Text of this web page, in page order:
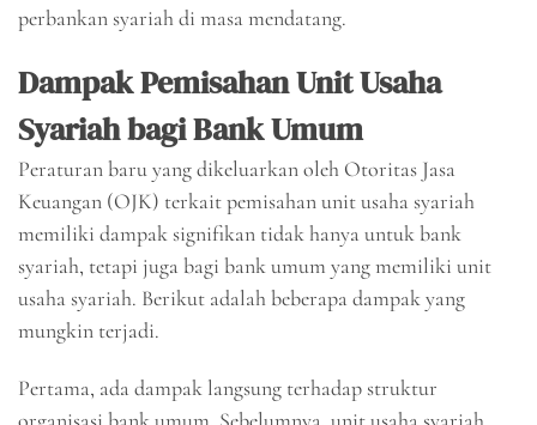
perbankan syariah di masa mendatang.
Dampak Pemisahan Unit Usaha
Syariah bagi Bank Umum
Peraturan baru yang dikeluarkan oleh Otoritas Jasa
Keuangan (OJK) terkait pemisahan unit usaha syariah
memiliki dampak signifikan tidak hanya untuk bank
syariah, tetapi juga bagi bank umum yang memiliki unit
usaha syariah. Berikut adalah beberapa dampak yang
mungkin terjadi.
Pertama, ada dampak langsung terhadap struktur